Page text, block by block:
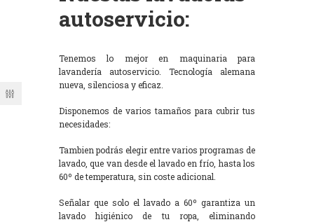
autoservicio:
Tenemos lo mejor en maquinaria para
lavandería autoservicio. Tecnología alemana
nueva, silenciosa y eficaz.
Disponemos de varios tamaños para cubrir tus
necesidades:
Tambien podrás elegir entre varios programas de
lavado, que van desde el lavado en frío, hasta los
60º de temperatura, sin coste adicional.
Señalar que solo el lavado a 60º garantiza un
lavado higiénico de tu ropa, eliminando